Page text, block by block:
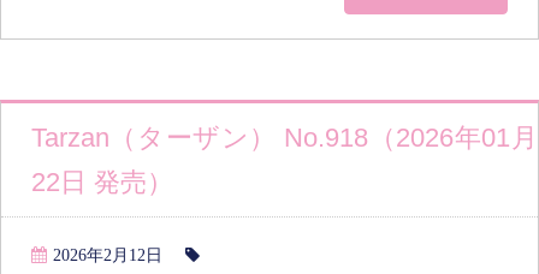
Tarzan（ターザン） No.918（2026年01月
22日 発売）
2026年2月12日